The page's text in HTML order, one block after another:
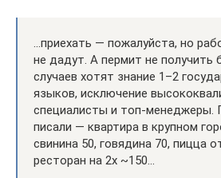
…приехать — пожалуйста, но
не дадут. А пермит не получить
случаев хотят знание 1–2
языков, исключение
специалисты и топ-менеджеры.
писали — квартира в крупном
свинина 50, говядина 70, пицца
ресторан на 2х ~150…